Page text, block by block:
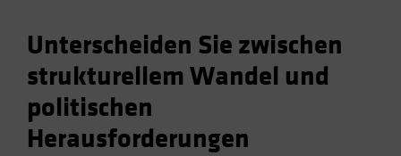
Unterscheiden Sie zwischen
strukturellem Wandel und
politischen
Herausforderungen